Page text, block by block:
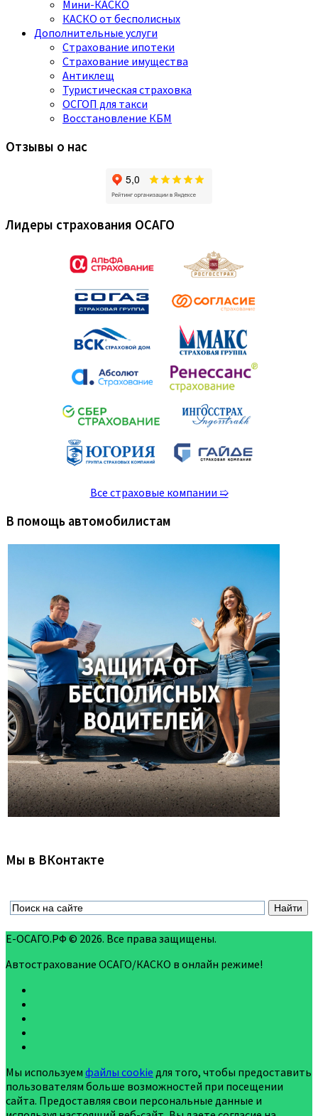
Мини-КАСКО
КАСКО от бесполисных
Дополнительные услуги
Страхование ипотеки
Страхование имущества
Антиклещ
Туристическая страховка
ОСГОП для такси
Восстановление КБМ
Отзывы о нас
Лидеры страхования ОСАГО
Все страховые компании ➯
В помощь автомобилистам
Мы в ВКонтакте
Е-ОСАГО.РФ © 2026. Все права защищены.
Автострахование ОСАГО/КАСКО в онлайн режиме!
Мы используем файлы cookie для того, чтобы предоставить
пользователям больше возможностей при посещении
сайта. Предоставляя свои персональные данные и